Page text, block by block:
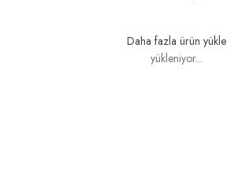
Daha fazla ürün yükle
yükleniyor...